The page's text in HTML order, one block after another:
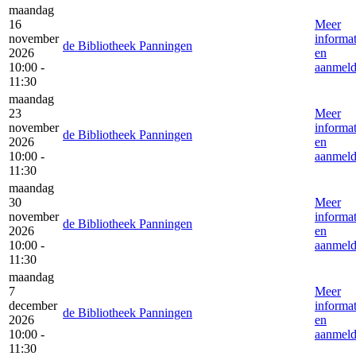
maandag
16
november
2026
10:00 -
11:30
de Bibliotheek Panningen
Meer
en
maandag
23
november
2026
10:00 -
11:30
de Bibliotheek Panningen
Meer
en
maandag
30
november
2026
10:00 -
11:30
de Bibliotheek Panningen
Meer
en
maandag
7
december
2026
10:00 -
11:30
de Bibliotheek Panningen
Meer
en